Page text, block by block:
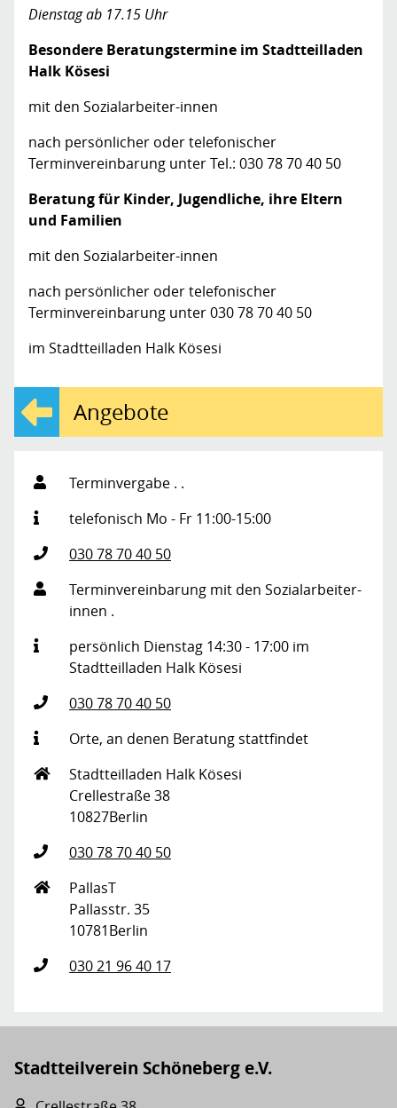
Dienstag ab 17.15 Uhr
Besondere Beratungstermine im Stadtteilladen
Halk Kösesi
mit den Sozialarbeiter-innen
nach persönlicher oder telefonischer
Terminvereinbarung unter Tel.: 030 78 70 40 50
Beratung für Kinder, Jugendliche, ihre Eltern
und Familien
mit den Sozialarbeiter-innen
nach persönlicher oder telefonischer
Terminvereinbarung unter 030 78 70 40 50
im Stadtteilladen Halk Kösesi
Angebote
Terminvergabe . .
telefonisch Mo - Fr 11:00-15:00
030 78 70 40 50
Terminvereinbarung mit den Sozialarbeiter-
innen .
persönlich Dienstag 14:30 - 17:00 im
Stadtteilladen Halk Kösesi
030 78 70 40 50
Orte, an denen Beratung stattfindet
Stadtteilladen Halk Kösesi
Crellestraße 38
10827Berlin
030 78 70 40 50
PallasT
Pallasstr. 35
10781Berlin
030 21 96 40 17
Stadtteilverein Schöneberg e.V.